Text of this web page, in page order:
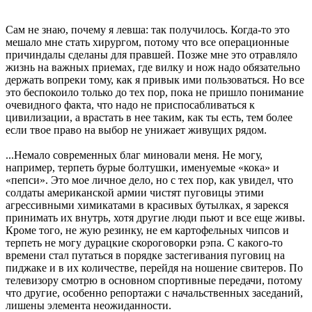
Сам не знаю, почему я левша: так получилось. Когда-то это
мешало мне стать хирургом, потому что все операционные
причиндалы сделаны для правшей. Позже мне это отравляло
жизнь на важных приемах, где вилку и нож надо обязательно
держать вопреки тому, как я привык ими пользоваться. Но все
это беспокоило только до тех пор, пока не пришло понимание
очевидного факта, что надо не приспосабливаться к
цивилизации, а врастать в нее таким, как ты есть, тем более
если твое право на выбор не унижает живущих рядом.
...Немало современных благ миновали меня. Не могу,
например, терпеть бурые болтушки, именуемые «кока» и
«пепси». Это мое личное дело, но с тех пор, как увидел, что
солдаты американской армии чистят пуговицы этими
агрессивными химикатами в красивых бутылках, я зарекся
принимать их внутрь, хотя другие люди пьют и все еще живы.
Кроме того, не жую резинку, не ем картофельных чипсов и
терпеть не могу дурацкие скороговорки рэпа. С какого-то
времени стал путаться в порядке застегивания пуговиц на
пиджаке и в их количестве, перейдя на ношение свитеров. По
телевизору смотрю в основном спортивные передачи, потому
что другие, особенно репортажи с начальственных заседаний,
лишены элемента неожиданности.